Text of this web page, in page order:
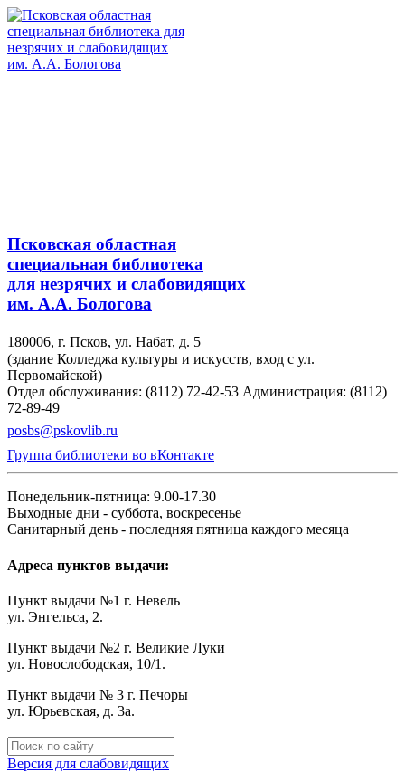
Псковская областная
специальная библиотека
для незрячих и слабовидящих
им. А.А. Бологова
180006, г. Псков, ул. Набат, д. 5
(здание Колледжа культуры и искусств, вход с ул.
Первомайской)
Отдел обслуживания: (8112) 72-42-53 Администрация: (8112)
72-89-49
posbs@pskovlib.ru
Группа библиотеки во вКонтакте
Понедельник-пятница: 9.00-17.30
Выходные дни - суббота, воскресенье
Санитарный день - последняя пятница каждого месяца
Адреса пунктов выдачи:
Пункт выдачи №1 г. Невель
ул. Энгельса, 2.
Пункт выдачи №2 г. Великие Луки
ул. Новослободская, 10/1.
Пункт выдачи № 3 г. Печоры
ул. Юрьевская, д. 3а.
Версия для слабовидящих